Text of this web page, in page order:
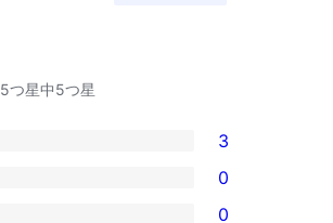
5つ星中5つ星
3
0
0